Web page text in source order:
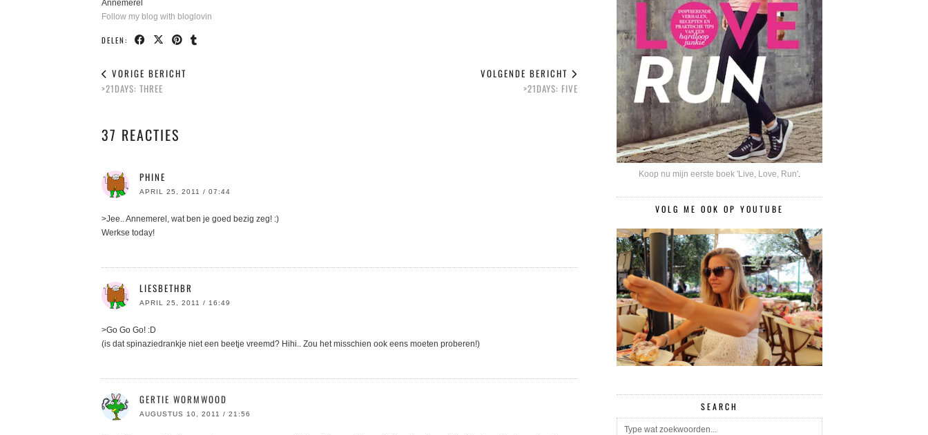
Annemerel
Follow my blog with bloglovin
DELEN:
VORIGE BERICHT
>21DAYS: THREE
VOLGENDE BERICHT
>21DAYS: FIVE
37 REACTIES
PHINE
APRIL 25, 2011 / 07:44
>Jee.. Annemerel, wat ben je goed bezig zeg! :)
Werkse today!
LIESBETHBR
APRIL 25, 2011 / 16:49
>Go Go Go! :D
(is dat spinaziedrankje niet een beetje vreemd? Hihi.. Zou het misschien ook eens moeten proberen!)
GERTIE WORMWOOD
AUGUSTUS 10, 2011 / 21:56
Koop nu mijn eerste boek 'Live, Love, Run'.
VOLG ME OOK OP YOUTUBE
SEARCH